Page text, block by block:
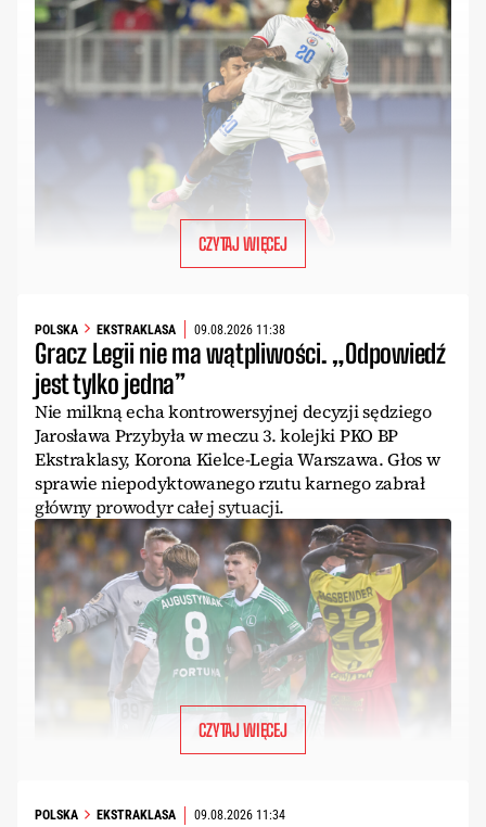
CZYTAJ WIĘCEJ
POLSKA EKSTRAKLASA 09.08.2026 11:38
Gracz Legii nie ma wątpliwości. „Odpowiedź
jest tylko jedna”
Nie milkną echa kontrowersyjnej decyzji sędziego
Jarosława Przybyła w meczu 3. kolejki PKO BP
Ekstraklasy, Korona Kielce-Legia Warszawa. Głos w
sprawie niepodyktowanego rzutu karnego zabrał
główny prowodyr całej sytuacji.
CZYTAJ WIĘCEJ
POLSKA EKSTRAKLASA 09.08.2026 11:34